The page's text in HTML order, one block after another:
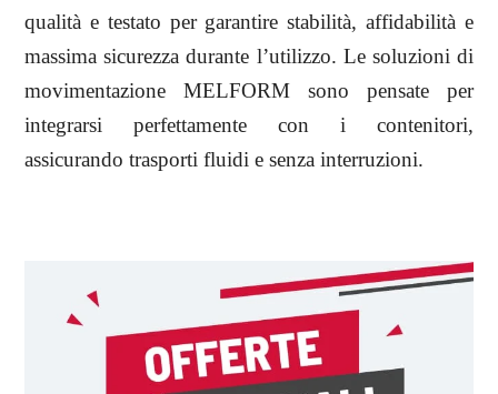
qualità e testato per garantire stabilità, affidabilità e
massima sicurezza durante l’utilizzo. Le soluzioni di
movimentazione MELFORM sono pensate per
integrarsi perfettamente con i contenitori,
assicurando trasporti fluidi e senza interruzioni.